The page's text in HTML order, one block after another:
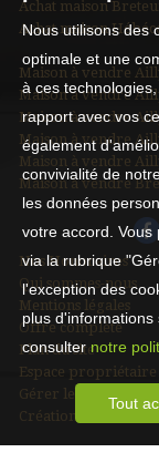
Achat maison
Achat maison
Maison à vendre
Maison à vendre
Maison à vendre
Maison à vendre
Maison à vendre
Maison à vendre
Nos Honoraires
Qui sommes-nous
Mentions légales
Offre complète
Plan du site
Espace propriétaire
Gérer les cookies
Création site
Nous utilisons des
optimale et une
à ces
rapport avec vos
également
convivialité de
les données
votre accord.
via la rubrique
l'exception des
plus
consulternotre
Tout